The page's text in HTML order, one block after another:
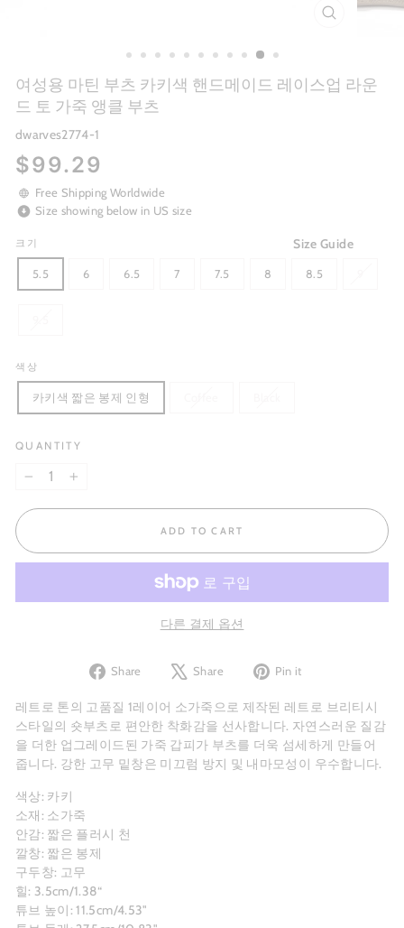
여성용 마틴 부츠 카키색 핸드메이드 레이스업 라운
드 토 가죽 앵클 부츠
dwarves2774-1
Regular
price
$99.29
Free Shipping Worldwide
Size showing below in US size
Size Guide
크기
5.5 6 6.5 7 7.5 8 8.5
색상
카키색 짧은 봉제 인형
QUANTITY
ADD TO CART
다른 결제 옵션
Share
Share
Facebook
Share
Tweet
X
Pin it
Pinterest
레트로 톤의 고품질 1레이어 소가죽으로 제작된 레트로 브리티시
스타일의 숏부츠로 편안한 착화감을 선사합니다. 자연스러운 질감
을 더한 업그레이드된 가죽 갑피가 부츠를 더욱 섬세하게 만들어
줍니다. 강한 고무 밑창은 미끄럼 방지 및 내마모성이 우수합니다.
색상: 카키
소재: 소가죽
안감: 짧은 플러시 천
깔창: 짧은 봉제
구두창: 고무
힐: 3.5cm/1.38“
튜브 높이: 11.5cm/4.53"